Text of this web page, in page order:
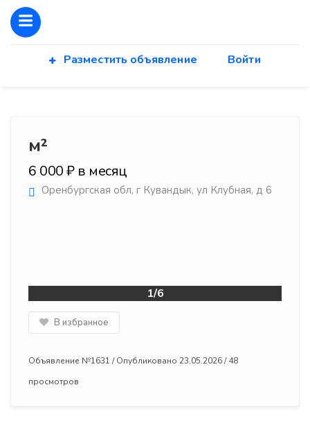
Разместить объявление Войти
м²
6 000 ₽ в месяц
Оренбургская обл, г Кувандык, ул Клубная, д 6
1/6
В избранное
Объявление №1631 / Опубликовано 23.05.2026 / 48
просмотров